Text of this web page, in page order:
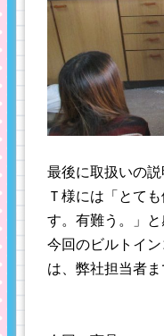
最後に取扱いの説
Ｔ様には「とて
す。有難う。」と
今回のビルトイ
は、弊社担当者ま